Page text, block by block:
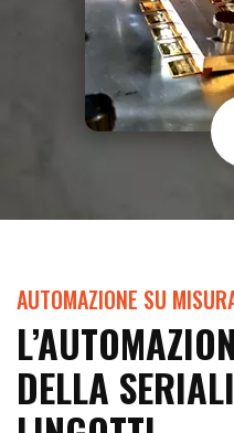
AUTOMAZIONE SU
DELLA